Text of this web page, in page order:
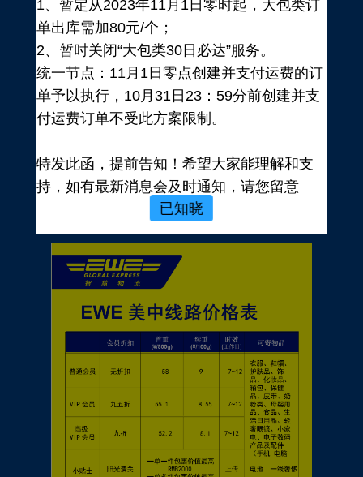
登录
注册新手有礼
价格表
1、暂定从2023年11月1日零时起，大包类订
单出库需加80元/个；
2、暂时关闭“大包类30日必达”服务。
统一节点：11月1日零点创建并支付运费的订
单予以执行，10月31日23：59分前创建并支
付运费订单不受此方案限制。
特发此函，提前告知！希望大家能理解和支
持，如有最新消息会及时通知，请您留意
EWE转运官网公告，再次感谢您的配合与支
持！
EWE US EXPRESS INC.
2023年10月19日
已知晓